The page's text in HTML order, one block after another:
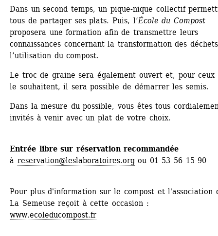
Dans un second temps, un pique-nique collectif
tous de partager ses plats. Puis, l’École du Compost
proposera une formation afin de transmettre leurs
connaissances concernant la transformation des
l’utilisation du compost.
Le troc de graine sera également ouvert et, pour ceux
le souhaitent, il sera possible de démarrer les semis.
Dans la mesure du possible, vous êtes tous
invités à venir avec un plat de votre choix.
Entrée libre sur réservation recommandée
à reservation@leslaboratoires.orgou 01 53 56 15 90
Pour plus d'information sur le compost et l'association
La Semeuse reçoit à cette occasion :
www.ecoleducompost.fr